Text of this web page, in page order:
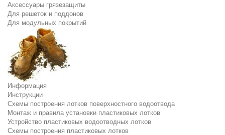
Аксессуары грязезащиты
Для решеток и поддонов
Для модульных покрытий
Информация
Инструкции
Схемы построения лотков поверхностного водоотвода
Монтаж и правила установки пластиковых лотков
Устройство пластиковых водоотводных лотков
Схемы построения пластиковых лотков